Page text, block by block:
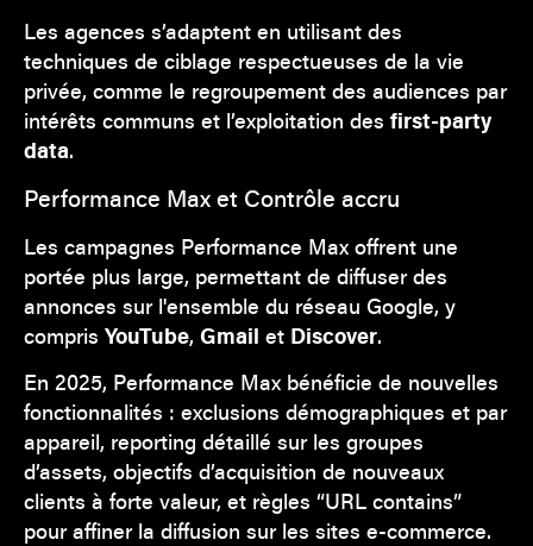
Les agences s’adaptent en utilisant des
techniques de ciblage respectueuses de la vie
privée, comme le regroupement des audiences par
intérêts communs et l’exploitation des first-party
data.
Performance Max et Contrôle accru
Les campagnes Performance Max offrent une
portée plus large, permettant de diffuser des
annonces sur l'ensemble du réseau Google, y
compris YouTube, Gmail et Discover.
En 2025, Performance Max bénéficie de nouvelles
fonctionnalités : exclusions démographiques et par
appareil, reporting détaillé sur les groupes
d’assets, objectifs d’acquisition de nouveaux
clients à forte valeur, et règles “URL contains”
pour affiner la diffusion sur les sites e-commerce.